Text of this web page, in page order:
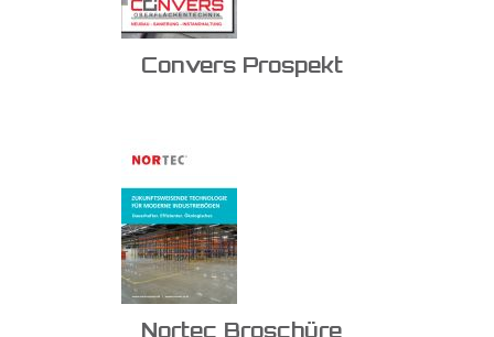
Convers Prospekt
Nortec Broschüre